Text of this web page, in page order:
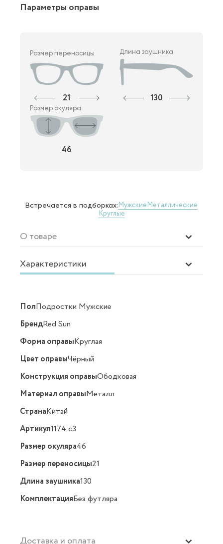
Параметры оправы
Размер переносицы
21
Длина заушника
130
Размер окуляра
46
Встречается в подборках:МужскиеМеталлические
Круглые
О товаре
Характеристики
ПолПодростки Мужские
БрендRed Sun
Форма оправыКруглая
Цвет оправыЧёрный
Конструкция оправыОбодковая
Материал оправыМеталл
СтранаКитай
Артикул1174 с3
Размер окуляра46
Размер переносицы21
Длина заушника130
КомплектацияБез футляра
Доставка и оплата